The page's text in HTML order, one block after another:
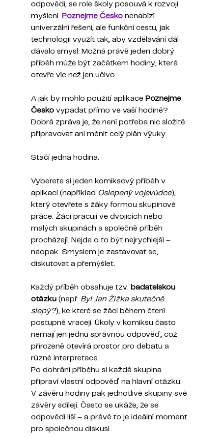
odpovědi, se role školy posouvá k rozvoji
myšlení. Poznejme Česko nenabízí
univerzální řešení, ale funkční cestu, jak
technologii využít tak, aby vzdělávání dál
dávalo smysl. Možná právě jeden dobrý
příběh může být začátkem hodiny, která
otevře víc než jen učivo.
A jak by mohlo použití aplikace Poznejme
Česko vypadat přímo ve vaší hodině?
Dobrá zpráva je, že není potřeba nic složitě
připravovat ani měnit celý plán výuky.
Stačí jedna hodina.
Vyberete si jeden komiksový příběh v
aplikaci (například Oslepený vojevůdce),
který otevřete s žáky formou skupinové
práce. Žáci pracují ve dvojicích nebo
malých skupinách a společně příběh
procházejí. Nejde o to být nejrychlejší –
naopak. Smyslem je zastavovat se,
diskutovat a přemýšlet.
Každý příběh obsahuje tzv. badatelskou
otázku (např. Byl Jan Žižka skutečně
slepý?), ke které se žáci během čtení
postupně vracejí. Úkoly v komiksu často
nemají jen jednu správnou odpověď, což
přirozeně otevírá prostor pro debatu a
různé interpretace.
Po dohrání příběhu si každá skupina
připraví vlastní odpověď na hlavní otázku.
V závěru hodiny pak jednotlivé skupiny své
závěry sdílejí. Často se ukáže, že se
odpovědi liší – a právě to je ideální moment
pro společnou diskusi.